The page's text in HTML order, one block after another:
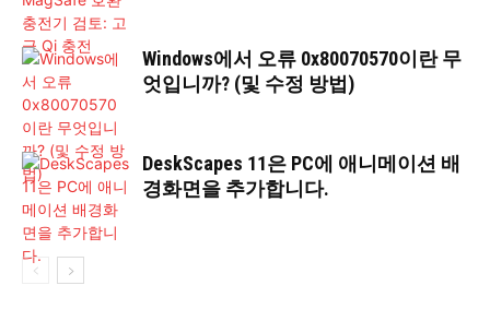
Windows에서 오류 0x80070570이란 무
엇입니까? (및 수정 방법)
DeskScapes 11은 PC에 애니메이션 배
경화면을 추가합니다.